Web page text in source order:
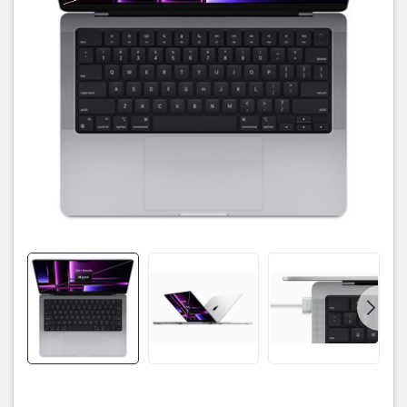
thước rộng 14 inch vô cùng thoải mái, viền vô cùng mỏng. Giúp
dùng có thể sử dụng nhiều tác vụ cùng một lúc, tăng hiệu suất
công việc, học tập.
Hỗ trợ True Tone cùng dải màu P3 giúp cho hình ảnh hiển thị vô
cùng sắc nét, các màu sắc sáng, tối được thể hiện chi tiết hơn. Độ
phân giải 3.024 x 1.964 cùng độ sáng tối đa là 1.600 nit, giúp cho
mắt của chúng ta không bị quá khó chịu.